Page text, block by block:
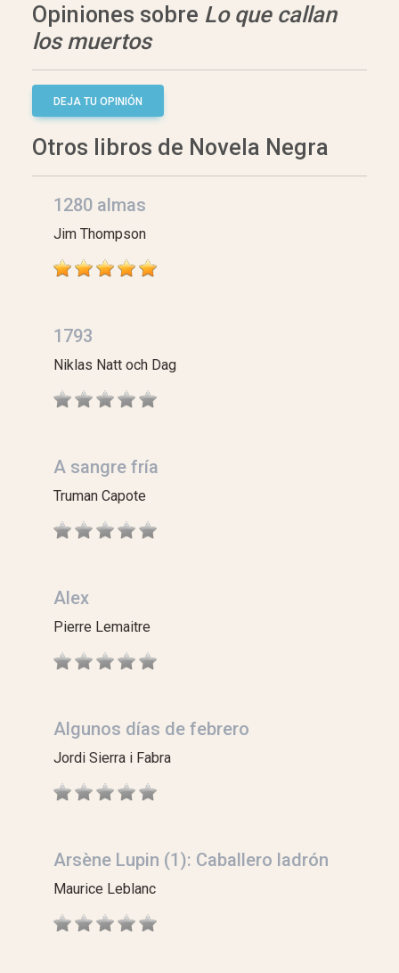
Opiniones sobre Lo que callan
los muertos
DEJA TU OPINIÓN
Otros libros de Novela Negra
1280 almas
Jim Thompson
1793
Niklas Natt och Dag
A sangre fría
Truman Capote
Alex
Pierre Lemaitre
Algunos días de febrero
Jordi Sierra i Fabra
Arsène Lupin (1): Caballero ladrón
Maurice Leblanc